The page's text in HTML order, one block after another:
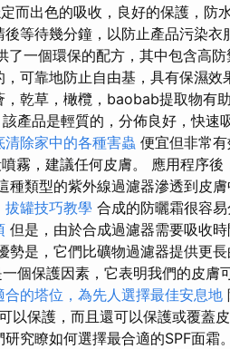
而出色的吸收，良好的保護，防
等待幾分鐘，以防止產品污染衣
了一個環保的配方，其中包含高防
可靠地防止自由基，具有保濕效
，乾草，橄欖，baobab提取物有
產品是輕質的，分佈良好，快速
除家中的各種害蟲 便宜但非常
霧，建議任何皮膚。 應用程序
種類型的紫外線過濾器滲透到皮
拔罐技巧教學 合成的防曬霜很容
但是，由於合成過濾器需要吸收
勢是，它們比礦物過濾器提供更長
個保護因素，它表明我們的皮膚
的塔位，為先人選擇最佳安息地
以保護，而且還可以保護或覆蓋
究瞭如何選擇最合適的SPF面霜。